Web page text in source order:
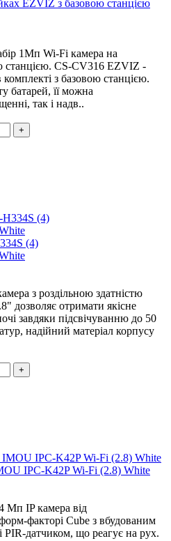
EZVIZ з базовою станцією
1Мп Wi-Fi камера на
станцією. CS-CV316 EZVIZ -
з базовою станцією.
батарей, її можна
так і надв..
+
(4)
з роздільною здатністю
дозволяє отримати якісне
завдяки підсвічуванню до 50
надійний матеріал корпусу
+
IPC-K42P Wi-Fi (2.8) White
Мп IP камера від
факторі Cube з вбудованим
датчиком, що реагує на рух.